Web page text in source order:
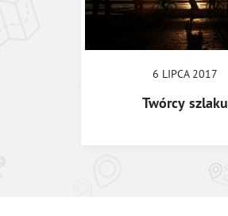
6 LIPCA 2017
Twórcy szlaku